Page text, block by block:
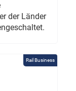
der Länder
Rail Business